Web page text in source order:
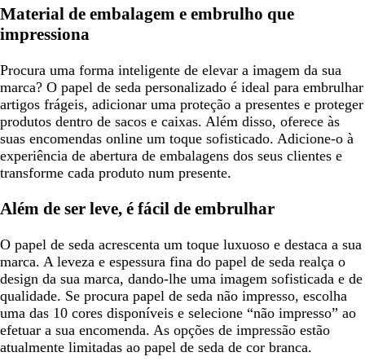
Material de embalagem e embrulho que
impressiona
Procura uma forma inteligente de elevar a imagem da sua
marca? O papel de seda personalizado é ideal para embrulhar
artigos frágeis, adicionar uma proteção a presentes e proteger
produtos dentro de sacos e caixas. Além disso, oferece às
suas encomendas online um toque sofisticado. Adicione-o à
experiência de abertura de embalagens dos seus clientes e
transforme cada produto num presente.
Além de ser leve, é fácil de embrulhar
O papel de seda acrescenta um toque luxuoso e destaca a sua
marca. A leveza e espessura fina do papel de seda realça o
design da sua marca, dando-lhe uma imagem sofisticada e de
qualidade. Se procura papel de seda não impresso, escolha
uma das 10 cores disponíveis e selecione “não impresso” ao
efetuar a sua encomenda. As opções de impressão estão
atualmente limitadas ao papel de seda de cor branca.